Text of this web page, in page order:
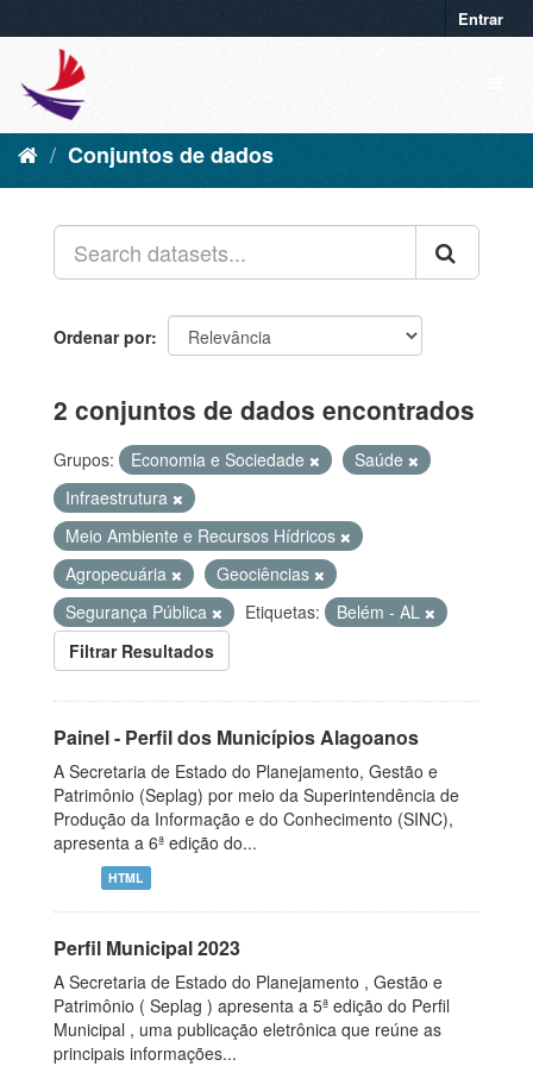
Entrar
Conjuntos de dados
Ordenar por
2 conjuntos de dados encontrados
Grupos: Economia e Sociedade
Saúde
Infraestrutura
Meio Ambiente e Recursos Hídricos
Agropecuária
Geociências
Segurança Pública
Etiquetas:
Belém - AL
Filtrar Resultados
Painel - Perfil dos Municípios Alagoanos
A Secretaria de Estado do Planejamento, Gestão e
Patrimônio (Seplag) por meio da Superintendência de
Produção da Informação e do Conhecimento (SINC),
apresenta a 6ª edição do...
HTML
Perfil Municipal 2023
A Secretaria de Estado do Planejamento , Gestão e
Patrimônio ( Seplag ) apresenta a 5ª edição do Perfil
Municipal , uma publicação eletrônica que reúne as
principais informações...